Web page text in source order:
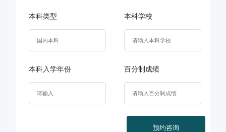
本科类型 本科学校
本科入学年份 百分制成绩
预约咨询